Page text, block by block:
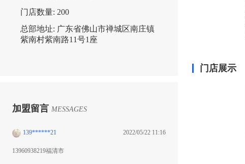
门店数量: 200
总部地址: 广东省佛山市禅城区南庄镇
紫南村紫南路11号1座
加盟留言 MESSAGES
139******21 2022/05/22 11:16
13960938219福清市
门店展示